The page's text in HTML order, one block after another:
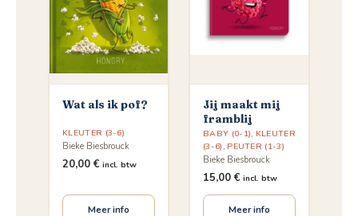
Wat als ik pof?
KLEUTER (3-6)
Bieke Biesbrouck
20,00 € incl. btw
Meer info
Jij maakt mij
framblij
BABY (0-1), KLEUTER
(3-6), PEUTER (1-3)
Bieke Biesbrouck
15,00 € incl. btw
Meer info